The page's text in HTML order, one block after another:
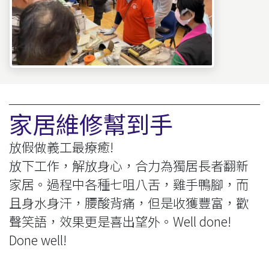
家居維修幫到手
放假做義工最療癒!
放下工作，解放身心，合力為獨居長者翻新
家居。過程中各種七咀八舌，雞手鴨腳，而
且身水身汗，腰酸背痛，但是收獲豐富，歡
聲笑語，效果更是喜出望外。Well done!
Done well!